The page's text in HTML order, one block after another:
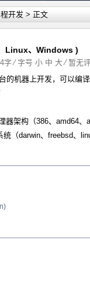
ThinkPHP v5.1.22曝出
开发 > 正文
Linux、Windows )
字 ⁄ 字号 小 中 大 ⁄暂无
的机器上开发，可以编
器架构（386、amd64、
（darwin、freebsd、